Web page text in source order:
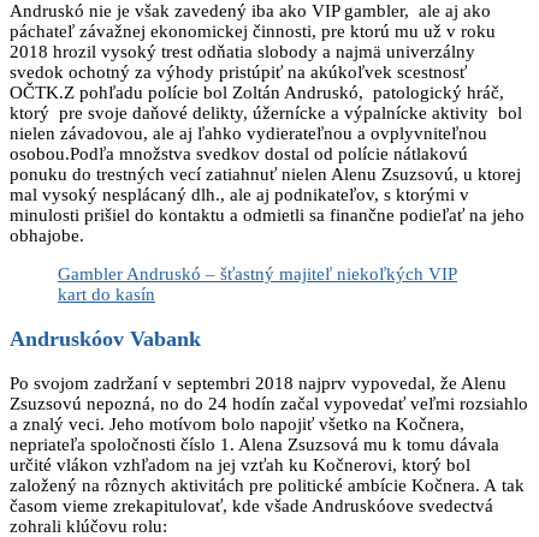
Andruskó nie je však zavedený iba ako VIP gambler, ale aj ako
páchateľ závažnej ekonomickej činnosti, pre ktorú mu už v roku
2018 hrozil vysoký trest odňatia slobody a najmä univerzálny
svedok ochotný za výhody pristúpiť na akúkoľvek scestnosť
OČTK.Z pohľadu polície bol Zoltán Andruskó, patologický hráč,
ktorý pre svoje daňové delikty, úžernícke a výpalnícke aktivity bol
nielen závadovou, ale aj ľahko vydierateľnou a ovplyvniteľnou
osobou.Podľa množstva svedkov dostal od polície nátlakovú
ponuku do trestných vecí zatiahnuť nielen Alenu Zsuzsovú, u ktorej
mal vysoký nesplácaný dlh., ale aj podnikateľov, s ktorými v
minulosti prišiel do kontaktu a odmietli sa finančne podieľať na jeho
obhajobe.
Gambler Andruskó – šťastný majiteľ niekoľkých VIP
kart do kasín
Andruskóov Vabank
Po svojom zadržaní v septembri 2018 najprv vypovedal, že Alenu
Zsuzsovú nepozná, no do 24 hodín začal vypovedať veľmi rozsiahlo
a znalý veci. Jeho motívom bolo napojiť všetko na Kočnera,
nepriateľa spoločnosti číslo 1. Alena Zsuzsová mu k tomu dávala
určité vlákon vzhľadom na jej vzťah ku Kočnerovi, ktorý bol
založený na rôznych aktivitách pre politické ambície Kočnera. A tak
časom vieme zrekapitulovať, kde všade Andruskóove svedectvá
zohrali klúčovu rolu: